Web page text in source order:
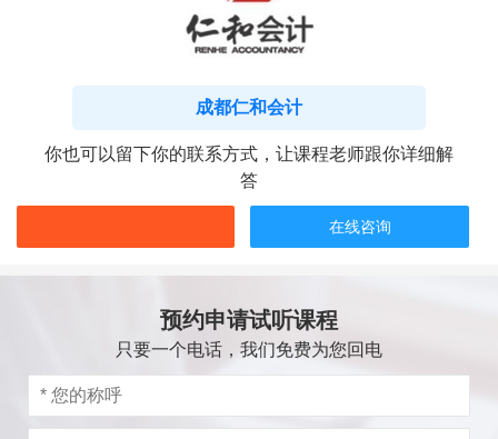
成都仁和会计
你也可以留下你的联系方式，让课程老师跟你详细解
答
在线咨询
预约申请试听课程
只要一个电话，我们免费为您回电